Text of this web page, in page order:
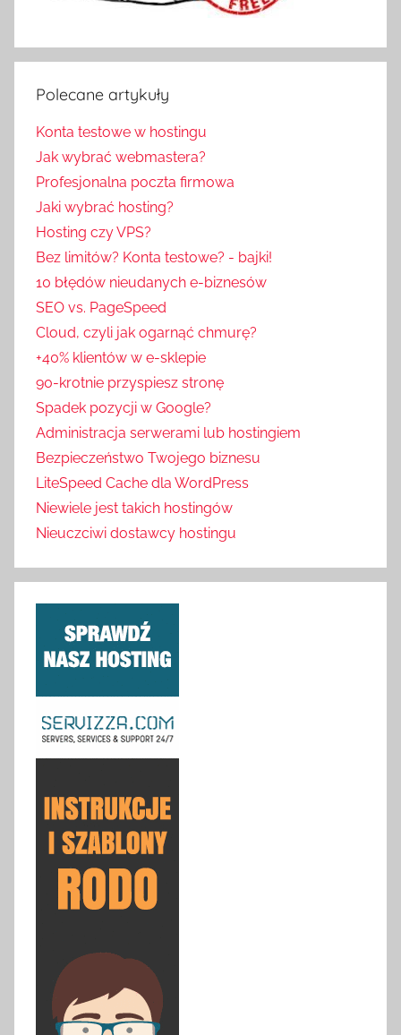
Polecane artykuły
Konta testowe w hostingu
Jak wybrać webmastera?
Profesjonalna poczta firmowa
Jaki wybrać hosting?
Hosting czy VPS?
Bez limitów? Konta testowe? - bajki!
10 błędów nieudanych e-biznesów
SEO vs. PageSpeed
Cloud, czyli jak ogarnąć chmurę?
+40% klientów w e-sklepie
90-krotnie przyspiesz stronę
Spadek pozycji w Google?
Administracja serwerami lub hostingiem
Bezpieczeństwo Twojego biznesu
LiteSpeed Cache dla WordPress
Niewiele jest takich hostingów
Nieuczciwi dostawcy hostingu